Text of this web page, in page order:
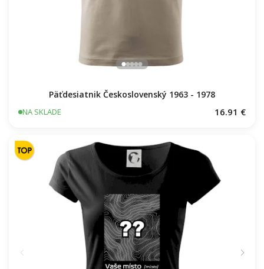
Päťdesiatnik Československý 1963 - 1978
NA SKLADE 16.91 €